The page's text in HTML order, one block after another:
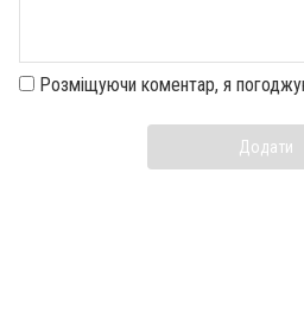
Розміщуючи коментар, я
Додати